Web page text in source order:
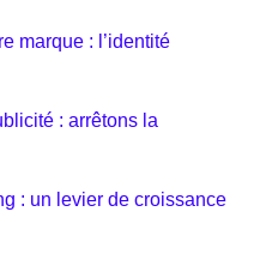
marque : l’identité
: arrêtons la
: un levier de croissance